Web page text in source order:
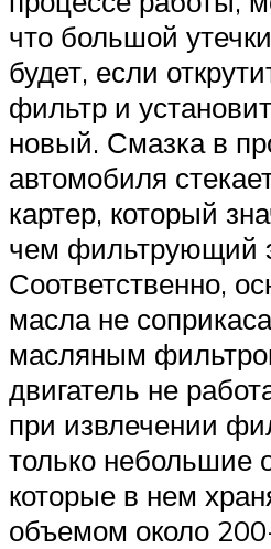
что большой
будет, если
фильтр и
новый. Смазка в
автомобиля
картер, который
чем фильтрующий
Соответственно,
масла не
масляным
двигатель не
при извлечении
только небольшие
которые в нем
объемом около